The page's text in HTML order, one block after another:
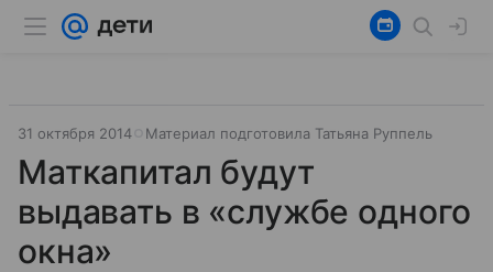
31 октября 2014 Материал подготовила Татьяна Руппель
Маткапитал будут
выдавать в «службе одного
окна»